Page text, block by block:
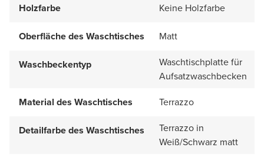
Holzfarbe Keine Holzfarbe
Oberfläche des Waschtisches Matt
Waschbeckentyp
Waschtischplatte für
Aufsatzwaschbecken
Material des Waschtisches
Terrazzo
Detailfarbe des Waschtisches
Terrazzo in
Weiß/Schwarz matt